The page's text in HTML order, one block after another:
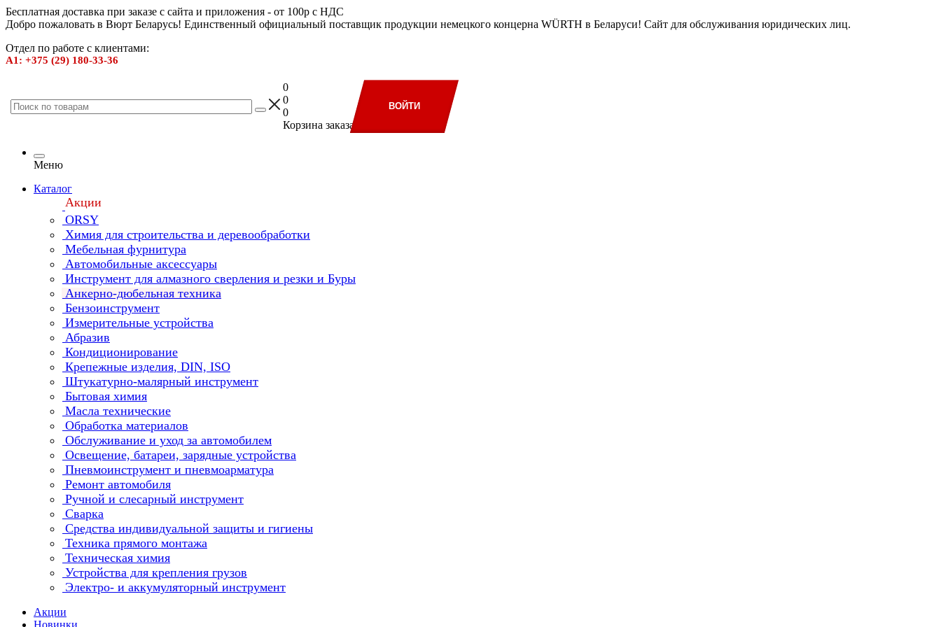
Бесплатная доставка при заказе с сайта и приложения - от 100р с НДС
Добро пожаловать в Вюрт Беларусь! Единственный официальный поставщик продукции немецкого концерна WÜRTH в Беларуси! Сайт для обслуживания юридических лиц.
Отдел по работе с клиентами:
А1: +375 (29) 180-33-36
0
0
0
Корзина заказа
ВОЙТИ
Меню
Каталог
Акции
ORSY
Химия для строительства и деревообработки
Мебельная фурнитура
Автомобильные аксессуары
Инструмент для алмазного сверления и резки и Буры
Анкерно-дюбельная техника
Бензоинструмент
Измерительные устройства
Абразив
Кондиционирование
Крепежные изделия, DIN, ISO
Штукатурно-малярный инструмент
Бытовая химия
Масла технические
Обработка материалов
Обслуживание и уход за автомобилем
Освещение, батареи, зарядные устройства
Пневмоинструмент и пневмоарматура
Ремонт автомобиля
Ручной и слесарный инструмент
Сварка
Средства индивидуальной защиты и гигиены
Техника прямого монтажа
Техническая химия
Устройства для крепления грузов
Электро- и аккумуляторный инструмент
Акции
Новинки